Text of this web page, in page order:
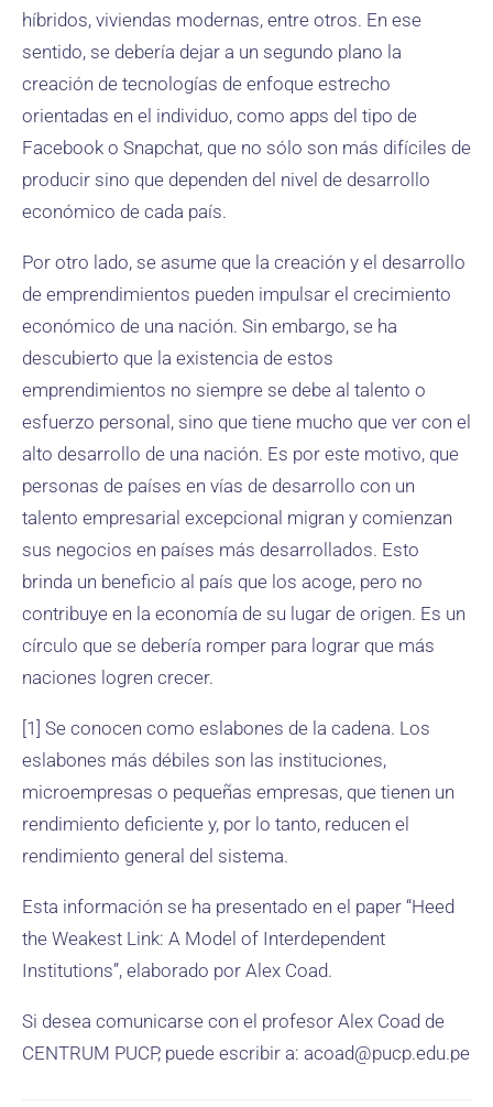
híbridos, viviendas modernas, entre otros. En ese
sentido, se debería dejar a un segundo plano la
creación de tecnologías de enfoque estrecho
orientadas en el individuo, como apps del tipo de
Facebook o Snapchat, que no sólo son más difíciles de
producir sino que dependen del nivel de desarrollo
económico de cada país.
Por otro lado, se asume que la creación y el desarrollo
de emprendimientos pueden impulsar el crecimiento
económico de una nación. Sin embargo, se ha
descubierto que la existencia de estos
emprendimientos no siempre se debe al talento o
esfuerzo personal, sino que tiene mucho que ver con el
alto desarrollo de una nación. Es por este motivo, que
personas de países en vías de desarrollo con un
talento empresarial excepcional migran y comienzan
sus negocios en países más desarrollados. Esto
brinda un beneficio al país que los acoge, pero no
contribuye en la economía de su lugar de origen. Es un
círculo que se debería romper para lograr que más
naciones logren crecer.
[1] Se conocen como eslabones de la cadena. Los
eslabones más débiles son las instituciones,
microempresas o pequeñas empresas, que tienen un
rendimiento deficiente y, por lo tanto, reducen el
rendimiento general del sistema.
Esta información se ha presentado en el paper “Heed
the Weakest Link: A Model of Interdependent
Institutions”, elaborado por Alex Coad.
Si desea comunicarse con el profesor Alex Coad de
CENTRUM PUCP, puede escribir a: acoad@pucp.edu.pe